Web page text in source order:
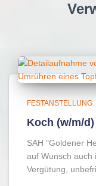
FESTANSTELLUNG
Koch (w/m/d)
SAH "Goldener
auf Wunsch auch
Vergütung,